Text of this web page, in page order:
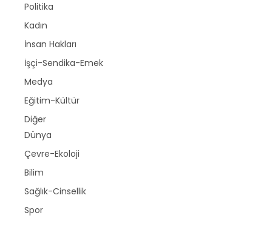
Politika
Kadın
İnsan Hakları
İşçi-Sendika-Emek
Medya
Eğitim-Kültür
Diğer
Dünya
Çevre-Ekoloji
Bilim
Sağlık-Cinsellik
Spor